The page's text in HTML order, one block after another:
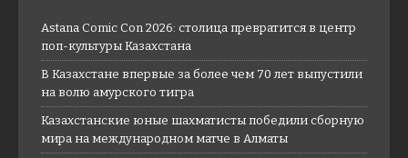
Astana Comic Con 2026: столица превратится в центр
поп-культуры Казахстана
В Казахстане впервые за более чем 70 лет выпустили
на волю амурского тигра
Казахстанские юные шахматисты победили сборную
мира на международном матче в Алматы